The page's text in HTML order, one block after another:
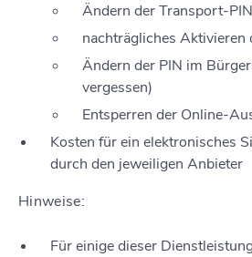
Ändern der Transport-
nachträgliches
Ändern der PIN im
vergessen)
Entsperren der Online-
Kosten für ein elektronisches
durch den jeweiligen Anbieter
Hinweise:
Für einige dieser